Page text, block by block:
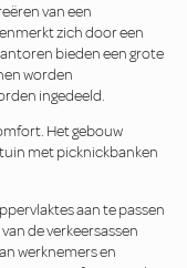
van een
zich door een
bieden een grote
worden
ingedeeld.
Het gebouw
met picknickbanken
aan te passen
de verkeersassen
werknemers en